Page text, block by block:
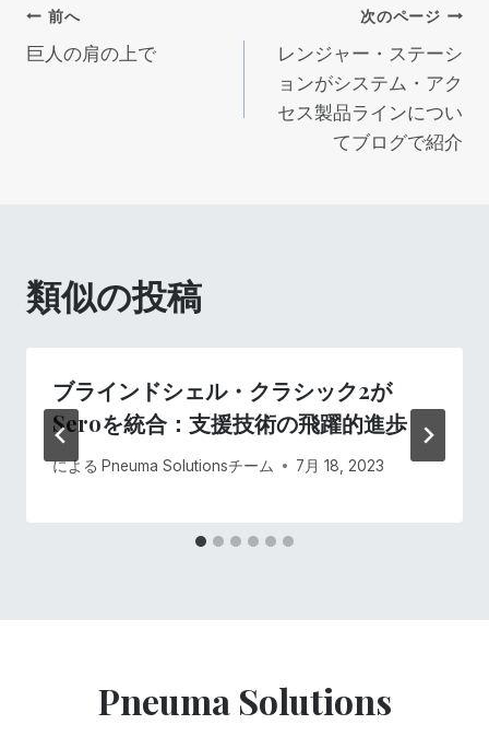
投
稿
ー
ョ
ン
前へ
巨人の肩の上で
次のページ
レンジャー・ステーシ
ョンがシステム・アク
セス製品ラインについ
てブログで紹介
類似の投稿
ブラインドシェル・クラシック2が
Seroを統合：支援技術の飛躍的進歩
による Pneuma Solutionsチーム 7月 18, 2023
Pneuma Solutions